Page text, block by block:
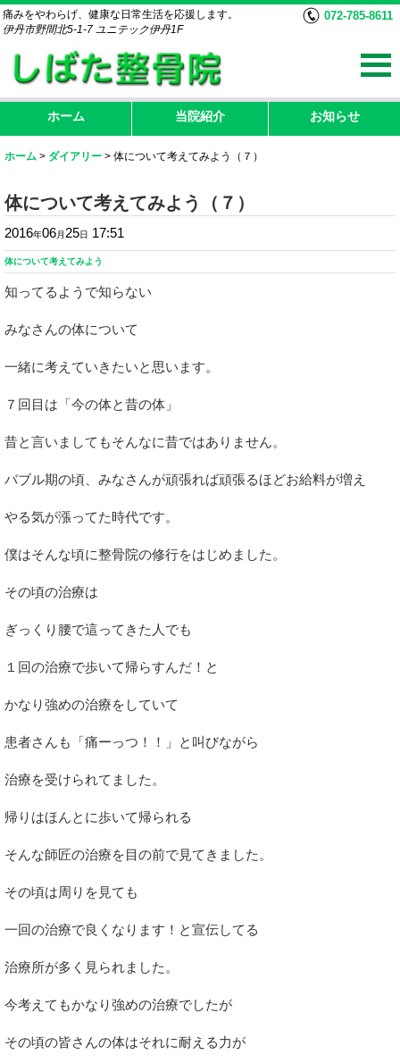
痛みをやわらげ、健康な日常生活を応援します。
伊丹市野間北5-1-7 ユニテック伊丹1F
072-785-8611
ホーム 当院紹介 お知らせ
ホーム > ダイアリー > 体について考えてみよう（７）
体について考えてみよう（７）
2016年06月 25日 17:51
体について考えてみよう
知ってるようで知らない
みなさんの体について
一緒に考えていきたいと思います。
７回目は「今の体と昔の体」
昔と言いましてもそんなに昔ではありません。
バブル期の頃、みなさんが頑張れば頑張るほどお給料が増え
やる気が漲ってた時代です。
僕はそんな頃に整骨院の修行をはじめました。
その頃の治療は
ぎっくり腰で這ってきた人でも
１回の治療で歩いて帰らすんだ！と
かなり強めの治療をしていて
患者さんも「痛ーっつ！！」と叫びながら
治療を受けられてました。
帰りはほんとに歩いて帰られる
そんな師匠の治療を目の前で見てきました。
その頃は周りを見ても
一回の治療で良くなります！と宣伝してる
治療所が多く見られました。
今考えてもかなり強めの治療でしたが
その頃の皆さんの体はそれに耐える力が